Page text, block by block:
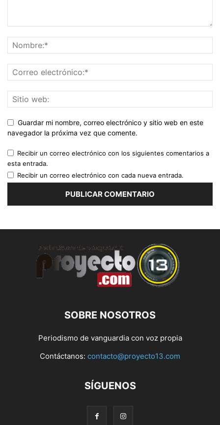
Guardar mi nombre, correo electrónico y sitio web en este
navegador la próxima vez que comente.
Recibir un correo electrónico con los siguientes comentarios a
esta entrada.
Recibir un correo electrónico con cada nueva entrada.
SOBRE NOSOTROS
Periodismo de vanguardia con voz propia
Contáctanos: contacto@proyecto13.com
SÍGUENOS